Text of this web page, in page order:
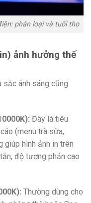
phân loại và tuổi thọ
ảnh hưởng thế
sắc ánh sáng cũng
Đây là tiêu
(menu trà sữa,
giúp hình ảnh in trên
độ tương phản cao
Thường dùng cho